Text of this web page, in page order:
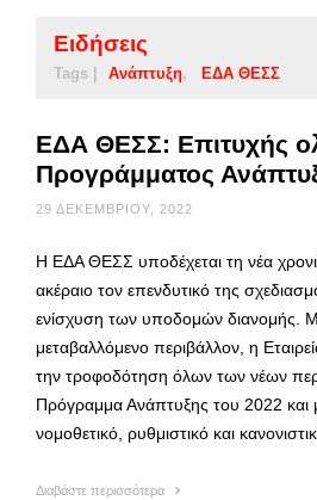
Ειδήσεις
Tags | Ανάπτυξη ΕΔΑ ΘΕΣΣ
ΕΔΑ ΘΕΣΣ: Επιτυχής
Προγράμματος
29 ΔΕΚΕΜΒΡΊΟΥ, 2022
Η ΕΔΑ ΘΕΣΣ υποδέχεται τη νέα
ακέραιο τον επενδυτικό της
ενίσχυση των υποδομών διανομής.
μεταβαλλόμενο περιβάλλον, η
την τροφοδότηση όλων των νέων
Πρόγραμμα Ανάπτυξης του 2022
νομοθετικό, ρυθμιστικό και
Διαβάστε περισσότερα